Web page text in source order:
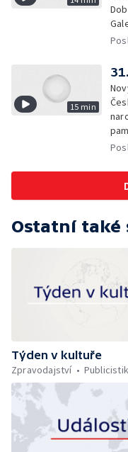
15 min
Ostatní také
Týden v kultuře
Zpravodajství